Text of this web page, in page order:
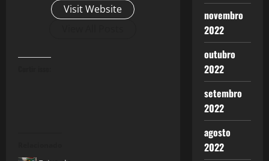
Visit Website
novembro
2022
outubro
2022
setembro
2022
agosto
2022